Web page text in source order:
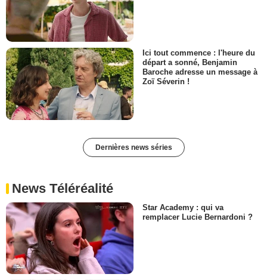
Ici tout commence : l'heure du
départ a sonné, Benjamin
Baroche adresse un message à
Zoï Séverin !
Dernières news séries
News Téléréalité
Star Academy : qui va
remplacer Lucie Bernardoni ?